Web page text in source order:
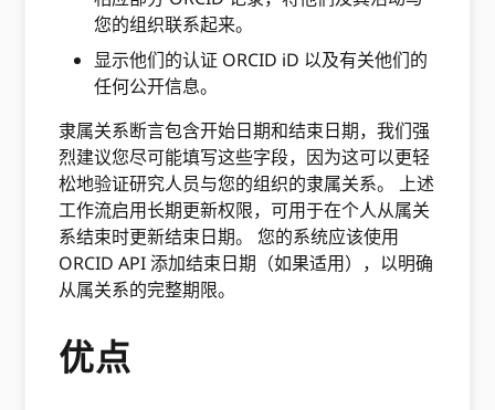
您的组织联系起来。
显示他们的认证 ORCID iD 以及有关他们的
任何公开信息。
隶属关系断言包含开始日期和结束日期，我们强
烈建议您尽可能填写这些字段，因为这可以更轻
松地验证研究人员与您的组织的隶属关系。 上述
工作流启用长期更新权限，可用于在个人从属关
系结束时更新结束日期。 您的系统应该使用
ORCID API 添加结束日期（如果适用），以明确
从属关系的完整期限。
优点